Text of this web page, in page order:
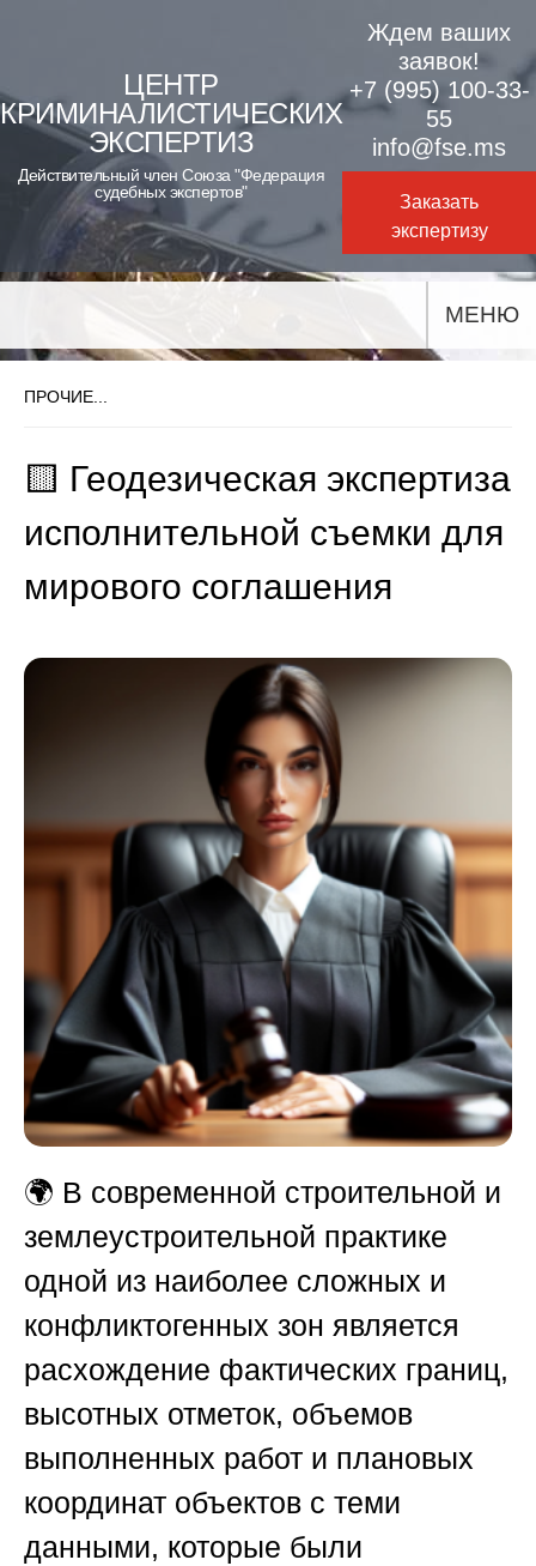
content
ЦЕНТР
КРИМИНАЛИСТИЧЕСКИХ
ЭКСПЕРТИЗ
Действительный член Союза "Федерация
судебных экспертов"
Ждем ваших
заявок!
+7 (995) 100-33-
55
info@fse.ms
Заказать
экспертизу
МЕНЮ
ПРОЧИЕ...
🟨 Геодезическая экспертиза
исполнительной съемки для
мирового соглашения
🌍 В современной строительной и
землеустроительной практике
одной из наиболее сложных и
конфликтогенных зон является
расхождение фактических границ,
высотных отметок, объемов
выполненных работ и плановых
координат объектов с теми
данными, которые были